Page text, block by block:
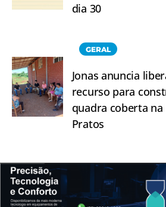
dia 30
GERAL
Jonas anuncia
recurso para
quadra coberta na
Pratos